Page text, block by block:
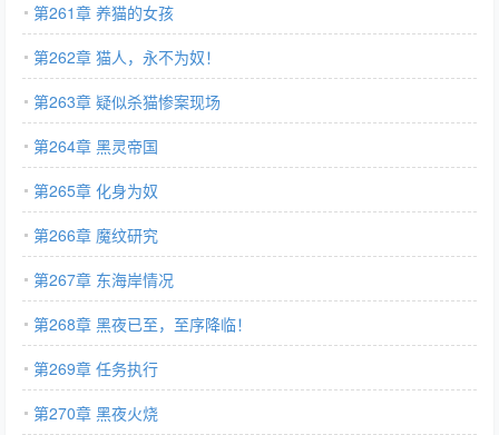
第261章 养猫的女孩
第262章 猫人，永不为奴！
第263章 疑似杀猫惨案现场
第264章 黑灵帝国
第265章 化身为奴
第266章 魔纹研究
第267章 东海岸情况
第268章 黑夜已至，至序降临！
第269章 任务执行
第270章 黑夜火烧